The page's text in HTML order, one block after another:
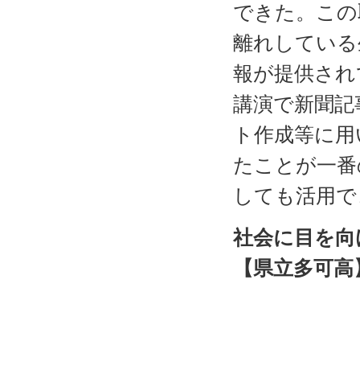
できた。こ
離れしてい
報が提供さ
講演で新聞
ト作成等に
たことが一
しても活用
社会に目を
【県立多可高